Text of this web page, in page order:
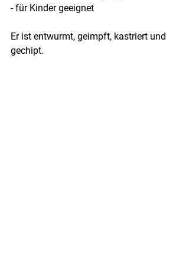
- für Kinder geeignet
Er ist entwurmt, geimpft, kastriert und
gechipt.